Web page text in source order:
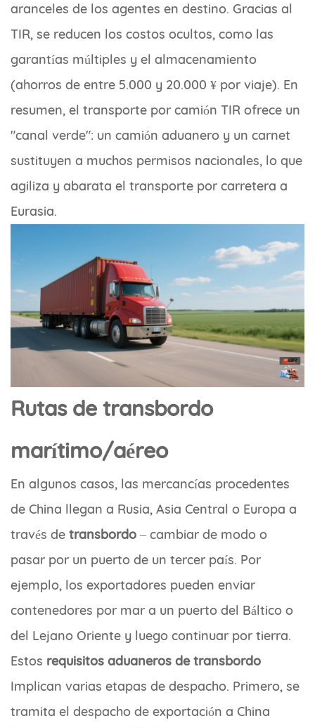
aranceles de los agentes en destino. Gracias al
TIR, se reducen los costos ocultos, como las
garantías múltiples y el almacenamiento
(ahorros de entre 5.000 y 20.000 ¥ por viaje). En
resumen, el transporte por camión TIR ofrece un
"canal verde": un camión aduanero y un carnet
sustituyen a muchos permisos nacionales, lo que
agiliza y abarata el transporte por carretera a
Eurasia.
Rutas de transbordo
marítimo/aéreo
En algunos casos, las mercancías procedentes
de China llegan a Rusia, Asia Central o Europa a
través de transbordo – cambiar de modo o
pasar por un puerto de un tercer país. Por
ejemplo, los exportadores pueden enviar
contenedores por mar a un puerto del Báltico o
del Lejano Oriente y luego continuar por tierra.
Estos requisitos aduaneros de transbordo
Implican varias etapas de despacho. Primero, se
tramita el despacho de exportación a China